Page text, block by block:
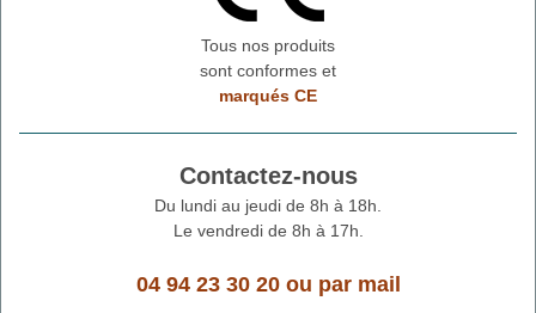
Tous nos produits
sont conformes et
marqués CE
Contactez-nous
Du lundi au jeudi de 8h à 18h.
Le vendredi de 8h à 17h.
04 94 23 30 20ou par mail